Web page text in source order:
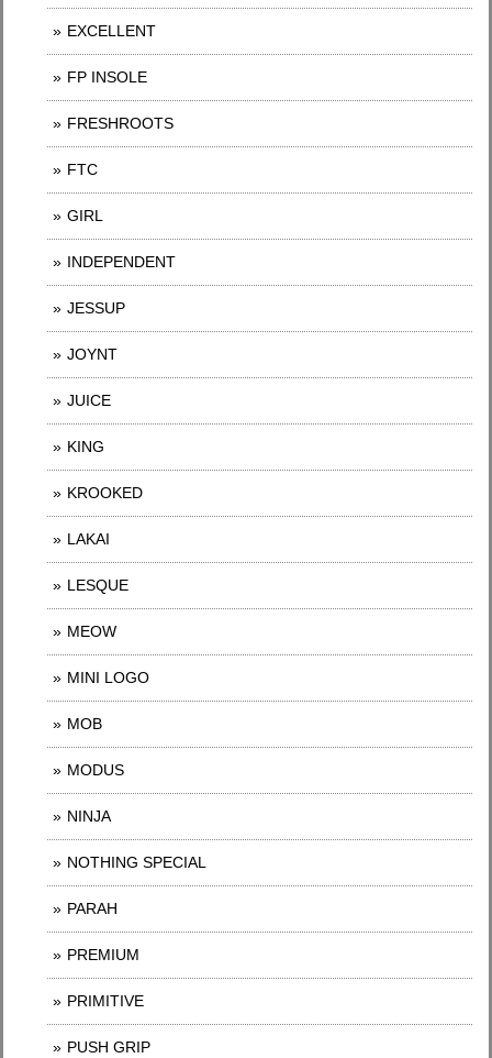
EXCELLENT
FP INSOLE
FRESHROOTS
FTC
GIRL
INDEPENDENT
JESSUP
JOYNT
JUICE
KING
KROOKED
LAKAI
LESQUE
MEOW
MINI LOGO
MOB
MODUS
NINJA
NOTHING SPECIAL
PARAH
PREMIUM
PRIMITIVE
PUSH GRIP